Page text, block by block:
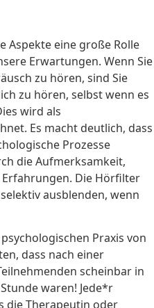
Aspekte eine große Rolle
Erwartungen. Wenn Sie
zu hören, sind Sie
zu hören, selbst wenn es
wird als
Es macht deutlich, dass
Prozesse
die Aufmerksamkeit,
Die Hörfilter
ausblenden, wenn
Praxis von
dass nach einer
scheinbar in
waren! Jede*r
die Therapeutin oder